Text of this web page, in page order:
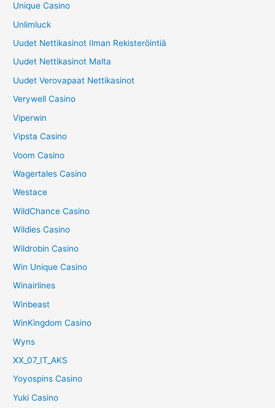
Unique Casino
Unlimluck
Uudet Nettikasinot Ilman Rekisteröintiä
Uudet Nettikasinot Malta
Uudet Verovapaat Nettikasinot
Verywell Casino
Viperwin
Vipsta Casino
Voom Casino
Wagertales Casino
Westace
WildChance Casino
Wildies Casino
Wildrobin Casino
Win Unique Casino
Winairlines
Winbeast
WinKingdom Casino
Wyns
XX_07_IT_AKS
Yoyospins Casino
Yuki Casino